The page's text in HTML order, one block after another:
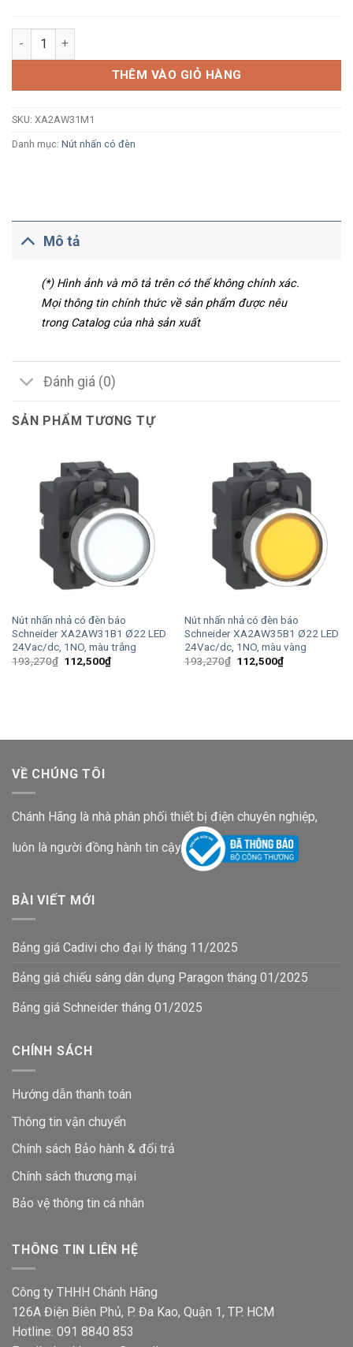
Nút nhấn nhả có đèn báo Schneider XA2AW31M1 Ø22 LED
THÊM VÀO GIỎ HÀNG
SKU: XA2AW31M1
Danh mục: Nút nhấn có đèn
Mô tả
(*) Hình ảnh và mô tả trên có thể không chính xác.
Mọi thông tin chính thức về sản phẩm được nêu
trong Catalog của nhà sản xuất
Đánh giá (0)
SẢN PHẨM TƯƠNG TỰ
Nút nhấn nhả có đèn báo
Schneider XA2AW31B1 Ø22 LED
24Vac/dc, 1NO, màu trắng
193,270₫ Giá
112,500₫Giá
hiện
Nút nhấn nhả có đèn báo
Schneider XA2AW35B1 Ø22 LED
24Vac/dc, 1NO, màu vàng
193,270₫ Giá
112,500₫Giá
hiện
VỀ CHÚNG TÔI
Chánh Hãng là nhà phân phối thiết bị điện chuyên nghiệp,
luôn là người đồng hành tin cậy
BÀI VIẾT MỚI
Bảng giá Cadivi cho đại lý tháng 11/2025
Bảng giá chiếu sáng dân dụng Paragon tháng 01/2025
Bảng giá Schneider tháng 01/2025
CHÍNH SÁCH
Hướng dẫn thanh toán
Thông tin vận chuyển
Chính sách Bảo hành & đổi trả
Chính sách thương mại
Bảo vệ thông tin cá nhân
THÔNG TIN LIÊN HỆ
Công ty THHH Chánh Hãng
126A Điện Biên Phủ, P. Đa Kao, Quận 1, TP. HCM
Hotline: 091 8840 853